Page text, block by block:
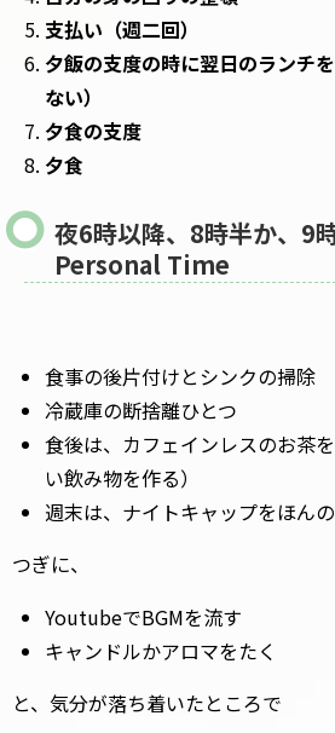
支払い（週二回）
夕飯の支度の時に翌日のランチ
ない）
夕食の支度
夕食
夜6時以降、8時半か、9
Personal Time
食事の後片付けとシンクの掃除
冷蔵庫の断捨離ひとつ
食後は、カフェインレスのお茶
い飲み物を作る）
週末は、ナイトキャップをほん
つぎに、
YoutubeでBGMを流す
キャンドルかアロマをたく
と、気分が落ち着いたところで